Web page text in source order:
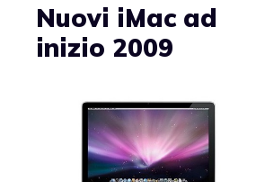
Nuovi iMac ad
inizio 2009